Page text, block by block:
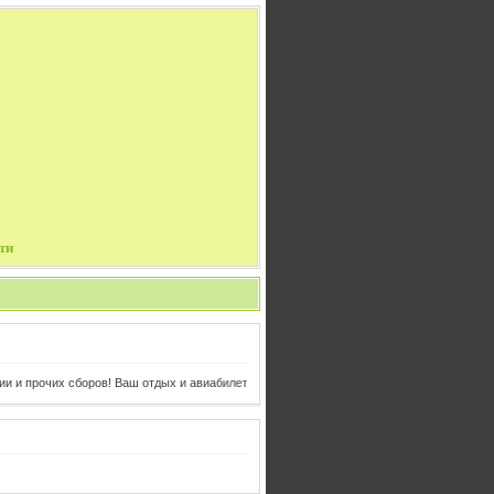
Ваш отдых и авиабилеты в одном клике от Вас!